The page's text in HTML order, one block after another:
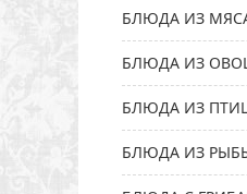
БЛЮДА ИЗ
БЛЮДА ИЗ
БЛЮДА ИЗ
БЛЮДА ИЗ